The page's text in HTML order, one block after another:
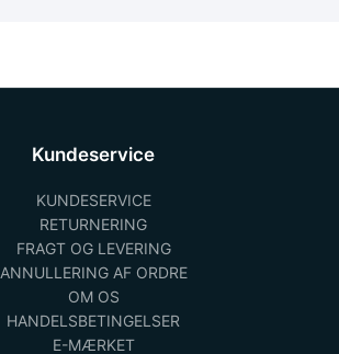
Kundeservice
KUNDESERVICE
RETURNERING
FRAGT OG LEVERING
ANNULLERING AF ORDRE
OM OS
HANDELSBETINGELSER
E-MÆRKET